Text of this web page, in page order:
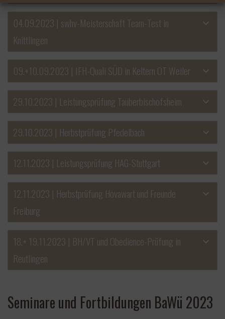
04.09.2023 | swhv-Meisterschaft Team-Test in
Knittlingen
09.+10.09.2023 | IFH-Quali SÜD in Keltern OT Weiler
29.10.2023 | Leistungsprüfung Tauberbischofsheim
29.10.2023 | Herbstprüfung Pfedelbach
12.11.2023 | Leistungsprüfung HAG-Stuttgart
12.11.2023 | Herbstprüfung Hovawart und Freunde
Freiburg
18.+ 19.11.2023 | BH/VT und Obedience-Prüfung in
Reutlingen
Seminare und Fortbildungen BaWü 2023